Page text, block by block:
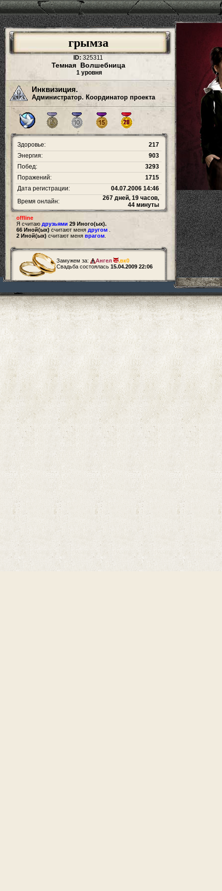
грымза
ID: 325311
Темная Волшебница
1 уровня
Инквизиция.
Администратор. Координатор проекта
Здоровье:
217
Энергия:
903
Побед:
3293
Поражений:
1715
Дата регистрации:
04.07.2006 14:46
Время онлайн:
267 дней, 19 часов,
44 минуты
offline
Я считаю друзьями 29 Иного(ых).
66 Иной(ых) считают меня другом
2 Иной(ых) считают меня врагом
Замужем за: Ангел ,вк0
Свадьба состоялась 15.04.2009 22:06